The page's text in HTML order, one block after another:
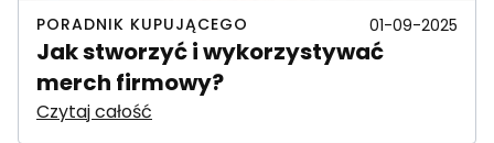
PORADNIK KUPUJĄCEGO 01-09-2025
Jak stworzyć i wykorzystywać
merch firmowy?
Czytaj całość